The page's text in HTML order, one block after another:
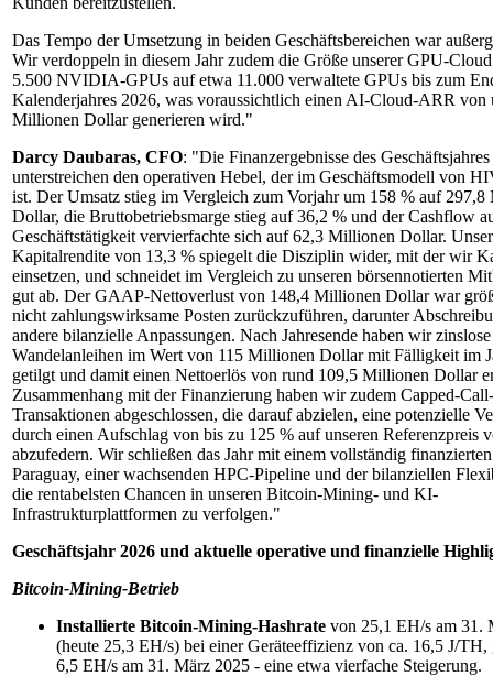
Das Tempo der Umsetzung in beiden Geschäftsbereichen war
Wir verdoppeln in diesem Jahr zudem die Größe unserer GPU-
5.500 NVIDIA-GPUs auf etwa 11.000 verwaltete GPUs bis zum
Kalenderjahres 2026, was voraussichtlich einen AI-Cloud-ARR von
Millionen Dollar generieren wird."
Darcy Daubaras, CFO: "Die Finanzergebnisse des
unterstreichen den operativen Hebel, der im Geschäftsmodell von
ist. Der Umsatz stieg im Vergleich zum Vorjahr um 158 % auf
Dollar, die Bruttobetriebsmarge stieg auf 36,2 % und der Cashflow
Geschäftstätigkeit vervierfachte sich auf 62,3 Millionen Dollar.
Kapitalrendite von 13,3 % spiegelt die Disziplin wider, mit der wir
einsetzen, und schneidet im Vergleich zu unseren börsennotierten
gut ab. Der GAAP-Nettoverlust von 148,4 Millionen Dollar war
nicht zahlungswirksame Posten zurückzuführen, darunter
andere bilanzielle Anpassungen. Nach Jahresende haben wir
Wandelanleihen im Wert von 115 Millionen Dollar mit Fälligkeit im
getilgt und damit einen Nettoerlös von rund 109,5 Millionen Dollar
Zusammenhang mit der Finanzierung haben wir zudem Capped-Call-
Transaktionen abgeschlossen, die darauf abzielen, eine potenzielle
durch einen Aufschlag von bis zu 125 % auf unseren Referenzpreis
abzufedern. Wir schließen das Jahr mit einem vollständig
Paraguay, einer wachsenden HPC-Pipeline und der bilanziellen
die rentabelsten Chancen in unseren Bitcoin-Mining- und KI-
Infrastrukturplattformen zu verfolgen."
Geschäftsjahr 2026 und aktuelle operative und finanzielle
Bitcoin-Mining-Betrieb
Installierte Bitcoin-Mining-Hashrate von 25,1 EH/s am 31.
(heute 25,3 EH/s) bei einer Geräteeffizienz von ca. 16,5 J/TH,
6,5 EH/s am 31. März 2025 - eine etwa vierfache Steigerung.